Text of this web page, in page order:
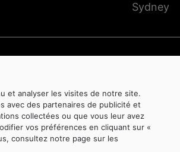
Sydney
du Québec, protégée au Canada et dans d’autres
et analyser les visites de notre site.
avec des partenaires de publicité et
collectées ou que vous leur avez
vos préférences en cliquant sur «
consultez notre page sur les